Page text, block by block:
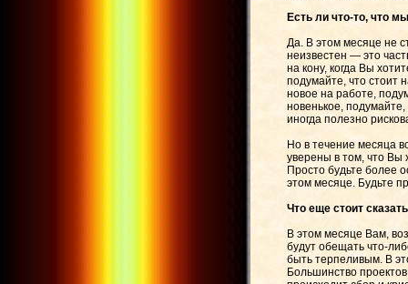
Есть ли что-то, что
Да. В этом месяце не
неизвестен — это
на кону, когда Вы
подумайте, что стоит
новое на работе,
новенькое,
иногда полезно
Но в течение месяца
уверены в том, что Вы
Просто будьте более
этом месяце. Будьте
Что еще стоит
В этом месяце Вам,
будут обещать что-
быть терпеливым. В
Большинство